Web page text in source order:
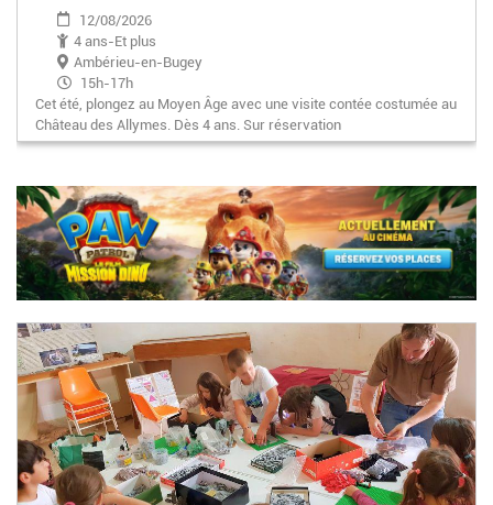
12/08/2026
4 ans-Et plus
Ambérieu-en-Bugey
15h-17h
Cet été, plongez au Moyen Âge avec une visite contée costumée au
Château des Allymes. Dès 4 ans. Sur réservation